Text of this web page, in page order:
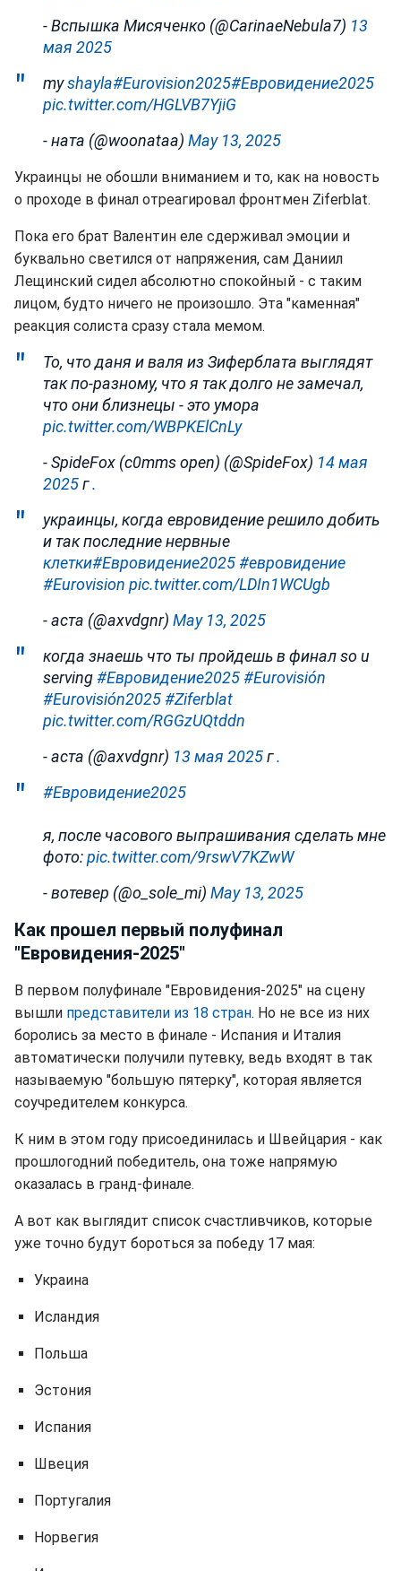
- Вспышка Мисяченко (@CarinaeNebula7) 13
мая 2025
myshayla#Eurovision2025#Евровидение2025
pic.twitter.com/HGLVB7YjiG
- ната (@woonataa) May 13, 2025
Украинцы не обошли вниманием и то, как на новость
о проходе в финал отреагировал фронтмен Ziferblat.
Пока его брат Валентин еле сдерживал эмоции и
буквально светился от напряжения, сам Даниил
Лещинский сидел абсолютно спокойный - с таким
лицом, будто ничего не произошло. Эта "каменная"
реакция солиста сразу стала мемом.
То, что даня и валя из Зиферблата выглядят
так по-разному, что я так долго не замечал,
что они близнецы - это умора
pic.twitter.com/WBPKElCnLy
- SpideFox (c0mms open) (@SpideFox) 14 мая
2025г.
украинцы, когда евровидение решило добить
и так последние нервные
клетки#Евровидение2025#евровидение
#Eurovision pic.twitter.com/LDIn1WCUgb
- аста (@axvdgnr) May 13, 2025
когда знаешь что ты пройдешь в финал so u
serving#Евровидение2025#Eurovisión
#Eurovisión2025#Ziferblat
pic.twitter.com/RGGzUQtddn
- аста (@axvdgnr) 13 мая 2025г.
#Евровидение2025
я, после часового выпрашивания сделать мне
фото:pic.twitter.com/9rswV7KZwW
- вотевер (@o_sole_mi) May 13, 2025
Как прошел первый полуфинал
"Евровидения-2025"
В первом полуфинале "Евровидения-2025" на сцену
вышли представители из 18 стран. Но не все из них
боролись за место в финале - Испания и Италия
автоматически получили путевку, ведь входят в так
называемую "большую пятерку", которая является
соучредителем конкурса.
К ним в этом году присоединилась и Швейцария - как
прошлогодний победитель, она тоже напрямую
оказалась в гранд-финале.
А вот как выглядит список счастливчиков, которые
уже точно будут бороться за победу 17 мая:
Украина
Исландия
Польша
Эстония
Испания
Швеция
Португалия
Норвегия